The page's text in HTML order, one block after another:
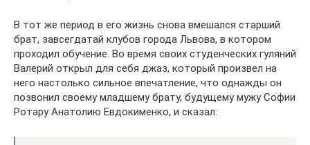
В тот же период в его жизнь снова вмешался старший
брат, завсегдатай клубов города Львова, в котором
проходил обучение. Во время своих студенческих гуляний
Валерий открыл для себя джаз, который произвел на
него настолько сильное впечатление, что однажды он
позвонил своему младшему брату, будущему мужу Софии
Ротару Анатолию Евдокименко, и сказал: